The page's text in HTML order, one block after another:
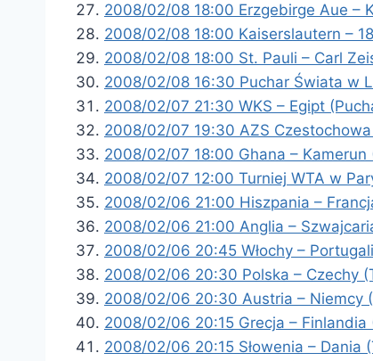
2008/02/08 18:00 Erzgebirge Aue –
2008/02/08 18:00 Kaiserslautern –
2008/02/08 18:00 St. Pauli – Carl
2008/02/08 16:30 Puchar Świata w
2008/02/07 21:30 WKS – Egipt
2008/02/07 19:30 AZS
2008/02/07 18:00 Ghana – Kamerun
2008/02/07 12:00 Turniej WTA w
2008/02/06 21:00 Hiszpania –
2008/02/06 21:00 Anglia –
2008/02/06 20:45 Włochy –
2008/02/06 20:30 Polska – Czechy
2008/02/06 20:30 Austria – Niemcy
2008/02/06 20:15 Grecja – Finlandia
2008/02/06 20:15 Słowenia – Dania